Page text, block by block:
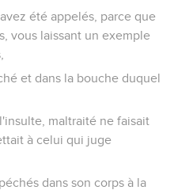
été appelés, parce que
vous laissant un exemple
et dans la bouche duquel
maltraité ne faisait
à celui qui juge
dans son corps à la